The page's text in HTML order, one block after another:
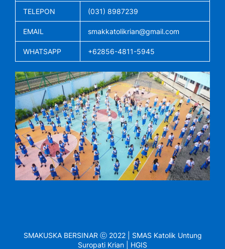
TELEPON (031) 8987239
EMAIL smakkatolikrian@gmail.com
WHATSAPP +62856-4811-5945
SMAKUSKA BERSINAR ⓒ 2022 | SMAS Katolik Untung
Suropati Krian | HGIS